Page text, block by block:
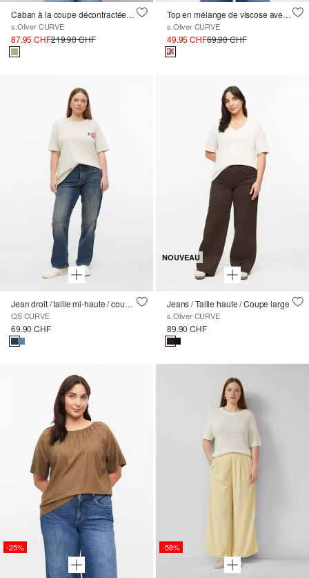
Caban à la coupe décontractée et à l'ourlet arrondi
s.Oliver CURVE
87.95 CHF219.90 CHF
Top en mélange de viscose avec taille réglable
s.Oliver CURVE
49.95 CHF69.90 CHF
Jean droit / taille mi-haute / coupe droite
QS CURVE
69.90 CHF
NOUVEAU
Jeans / Taille haute / Coupe large
s.Oliver CURVE
89.90 CHF
-25% -58%